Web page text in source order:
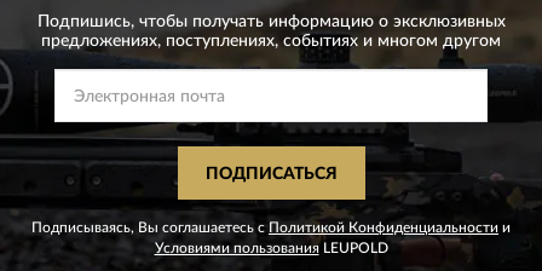
Подпишись, чтобы получать информацию о эксклюзивных
предложениях, поступлениях, событиях и многом другом
ПОДПИСАТЬСЯ
Подписываясь, Вы соглашаетесь с Политикой Конфиденциальности и
Условиями пользованияLEUPOLD